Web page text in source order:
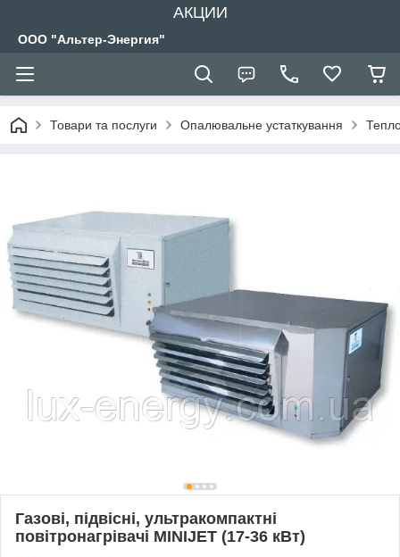
АКЦИИ
ООО "Альтер-Энергия"
Товари та послуги Опалювальне устаткування
Газові, підвісні, ультракомпактні
повітронагрівачі MINIJET (17-36 кВт)